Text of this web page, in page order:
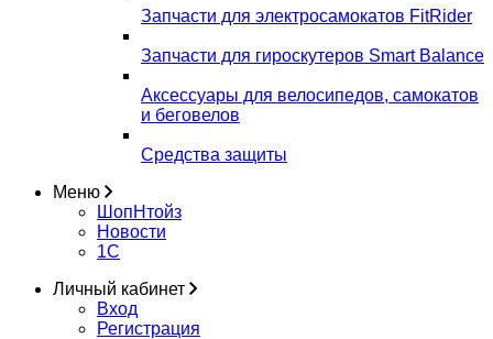
Запчасти для электросамокатов FitRider
Запчасти для гироскутеров Smart Balance
Аксессуары для велосипедов, самокатов
и беговелов
Средства защиты
Меню
ШопНтойз
Новости
1C
Личный кабинет
Вход
Регистрация